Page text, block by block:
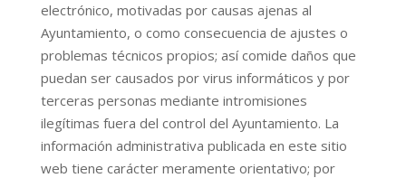
electrónico, motivadas por causas ajenas al
Ayuntamiento, o como consecuencia de ajustes o
problemas técnicos propios; así comide daños que
puedan ser causados por virus informáticos y por
terceras personas mediante intromisiones
ilegítimas fuera del control del Ayuntamiento. La
información administrativa publicada en este sitio
web tiene carácter meramente orientativo; por